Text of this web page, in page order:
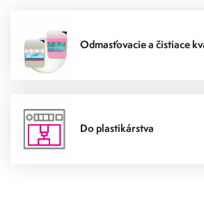
Odmasťovacie a čistiace
Do plastikárstva